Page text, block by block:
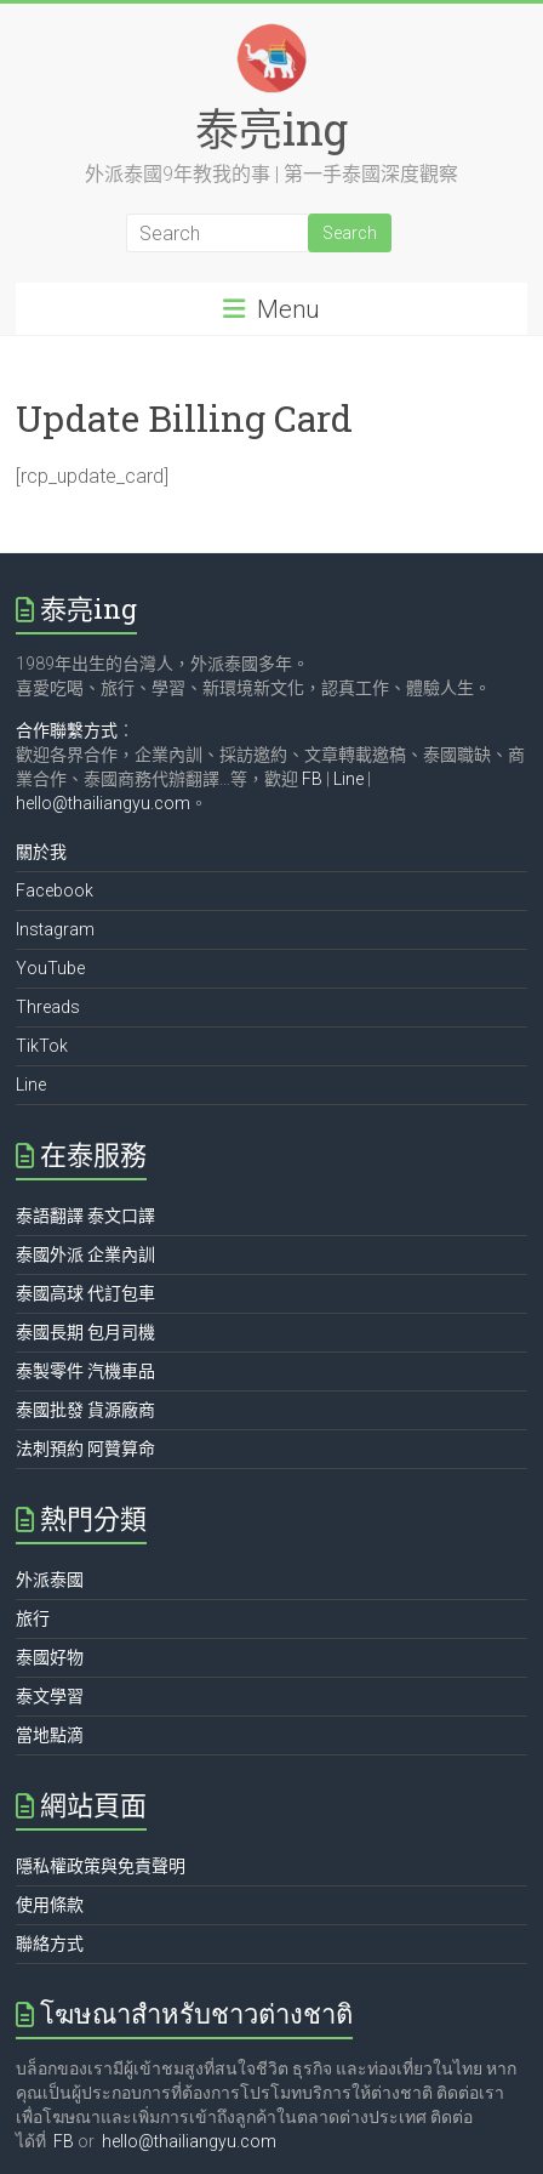
泰亮ing
外派泰國9年教我的事 | 第一手泰國深度觀察
Menu
Update Billing Card
[rcp_update_card]
泰亮ing
1989年出生的台灣人，外派泰國多年。
喜愛吃喝、旅行、學習、新環境新文化，認真工作、體驗人生。
合作聯繫方式 ：
歡迎各界合作，企業內訓、採訪邀約、文章轉載邀稿、泰國職缺、商
業合作、泰國商務代辦翻譯…等，歡迎 FB Line
hello@thailiangyu.com 。
關於我
Facebook
Instagram
YouTube
Threads
TikTok
Line
在泰服務
泰語翻譯 泰文口譯
泰國外派 企業內訓
泰國高球 代訂包車
泰國長期 包月司機
泰製零件 汽機車品
泰國批發 貨源廠商
法刺預約 阿贊算命
熱門分類
外派泰國
旅行
泰國好物
泰文學習
當地點滴
網站頁面
隱私權政策與免責聲明
使用條款
聯絡方式
โฆษณาสำหรับชาวต่างชาติ
บล็อกของเรามีผู้เข้าชมสูงที่สนใจชีวิต ธุรกิจ และท่องเที่ยวในไทย หาก
คุณเป็นผู้ประกอบการที่ต้องการโปรโมทบริการให้ต่างชาติ ติดต่อเรา
เพื่อโฆษณาและเพิ่มการเข้าถึงลูกค้าในตลาดต่างประเทศ ติดต่อ
ได้ที่ FB or hello@thailiangyu.com